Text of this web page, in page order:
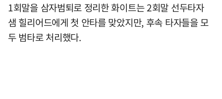
1회말을 삼자범퇴로 정리한 화이트는 2회말 선두타자
샘 힐리어드에게 첫 안타를 맞았지만, 후속 타자들을 모
두 범타로 처리했다.